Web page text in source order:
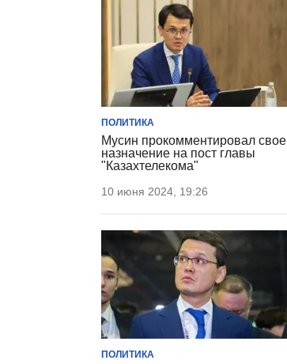
ПОЛИТИКА
Мусин прокомментировал свое
назначение на пост главы
"Казахтелекома"
10 июня 2024, 19:26
ПОЛИТИКА